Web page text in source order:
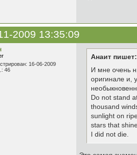
2009 13:35:09
16-06-2009
46
Анаит пишет:
И мне очень
оригинале и,
Do not stand
thousand
sunlight on
stars that
I did not die.